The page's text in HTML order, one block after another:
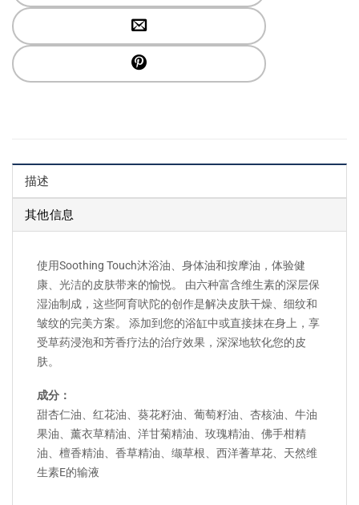
描述
其他信息
使用Soothing Touch沐浴油、身体油和按摩油，体验健
康、光洁的皮肤带来的愉悦。 由六种富含维生素的深层保
湿油制成，这些阿育吠陀的创作是解决皮肤干燥、细纹和
皱纹的完美方案。 添加到您的浴缸中或直接抹在身上，享
受草药浸泡和芳香疗法的治疗效果，深深地软化您的皮
肤。
成分：
甜杏仁油、红花油、葵花籽油、葡萄籽油、杏核油、牛油
果油、薰衣草精油、洋甘菊精油、玫瑰精油、佛手柑精
油、檀香精油、香草精油、缬草根、西洋蓍草花、天然维
生素E的输液